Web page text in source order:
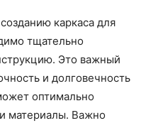
каркаса для
тщательно
Это важный
и долговечность
оптимально
материалы. Важно